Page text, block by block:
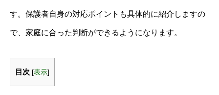
す。保護者自身の対応ポイントも具体的に紹介しますの
で、家庭に合った判断ができるようになります。
目次 [表示]